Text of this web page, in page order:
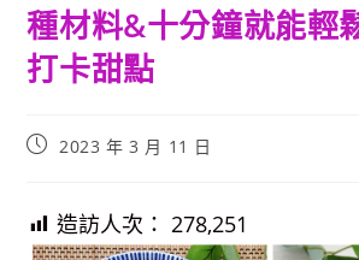
種材料&十分鐘就能輕
打卡甜點
Post2023 年 3 月 11 日
造訪人次： 278,251